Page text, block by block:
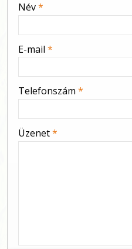
-
Név*
E-mail *
Telefonszám *
Üzenet*